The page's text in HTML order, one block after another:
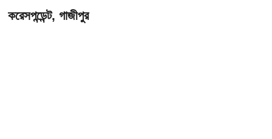
করেসপন্ডেন্ট, গাজীপুর